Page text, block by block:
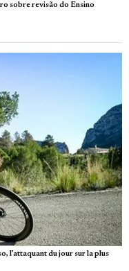
sobre revisão do Ensino
l’attaquant du jour sur la plus